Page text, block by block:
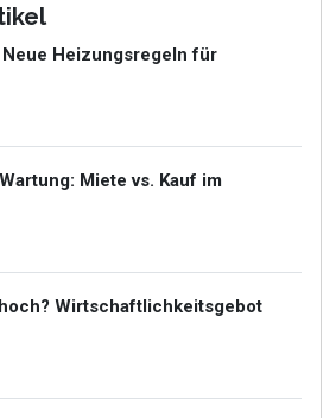
Neue Heizungsregeln für
Miete vs. Kauf im
Wirtschaftlichkeitsgebot